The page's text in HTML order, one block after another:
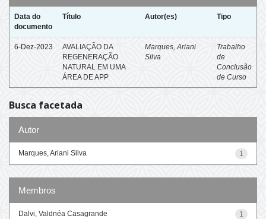
Data do
documento
Título Autor(es) Tipo
6-Dez-2023
AVALIAÇÃO DA
REGENERAÇÃO
NATURAL EM UMA
ÁREA DE APP
Marques, Ariani
Silva
Trabalho
de
Conclusão
de Curso
Busca facetada
Autor
1
Marques, Ariani Silva
Membros
1
Dalvi, Valdnéa Casagrande